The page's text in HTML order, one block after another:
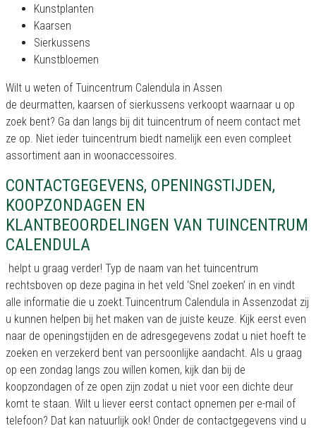
Kunstplanten
Kaarsen
Sierkussens
Kunstbloemen
Wilt u weten of Tuincentrum Calendula in Assen
de deurmatten, kaarsen of sierkussens verkoopt waarnaar u op
zoek bent? Ga dan langs bij dit tuincentrum of neem contact met
ze op. Niet ieder tuincentrum biedt namelijk een even compleet
assortiment aan in woonaccessoires.
CONTACTGEGEVENS, OPENINGSTIJDEN,
KOOPZONDAGEN EN
KLANTBEOORDELINGEN VAN TUINCENTRUM
CALENDULA
helpt u graag verder! Typ de naam van het tuincentrum
rechtsboven op deze pagina in het veld ‘Snel zoeken’ in en vindt
alle informatie die u zoekt.Tuincentrum Calendula in Assenzodat zij
u kunnen helpen bij het maken van de juiste keuze. Kijk eerst even
naar de openingstijden en de adresgegevens zodat u niet hoeft te
zoeken en verzekerd bent van persoonlijke aandacht. Als u graag
op een zondag langs zou willen komen, kijk dan bij de
koopzondagen of ze open zijn zodat u niet voor een dichte deur
komt te staan. Wilt u liever eerst contact opnemen per e-mail of
telefoon? Dat kan natuurlijk ook! Onder de contactgegevens vind u